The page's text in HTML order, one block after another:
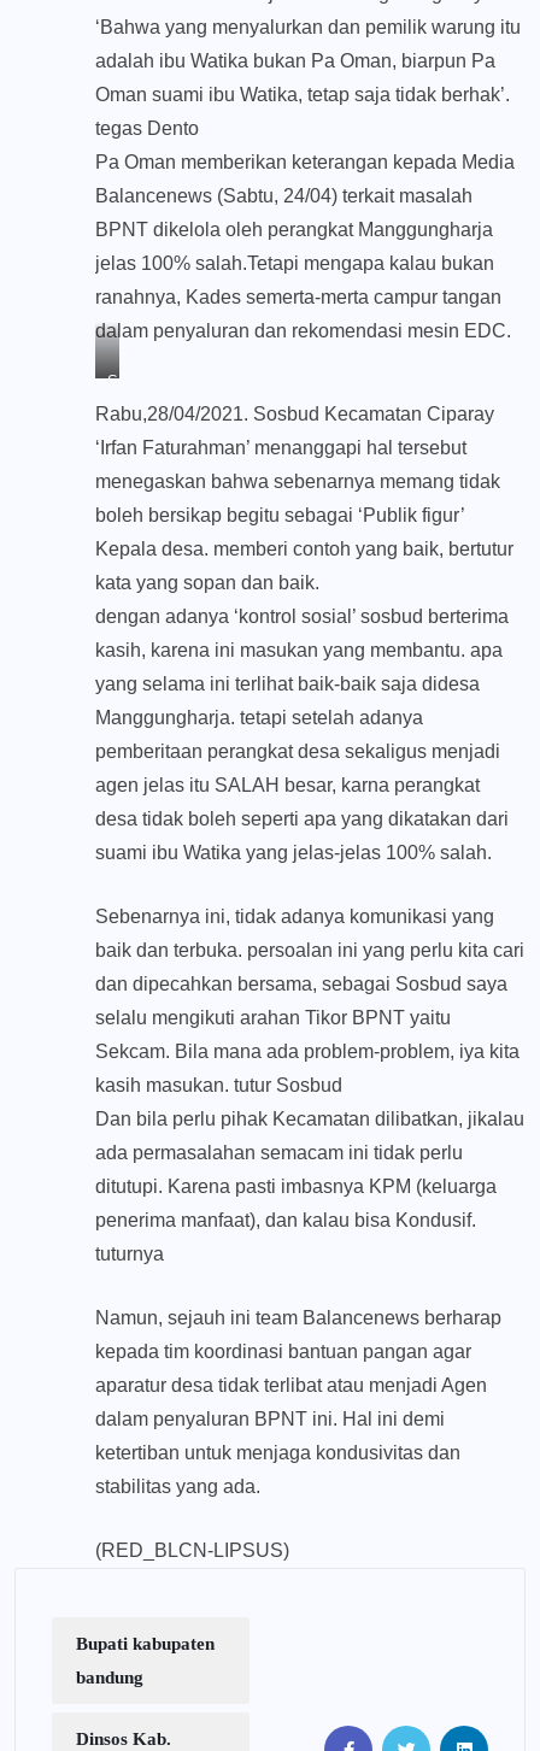
‘Bahwa yang menyalurkan dan pemilik warung itu
adalah ibu Watika bukan Pa Oman, biarpun Pa
Oman suami ibu Watika, tetap saja tidak berhak’.
tegas Dento
Pa Oman memberikan keterangan kepada Media
Balancenews (Sabtu, 24/04) terkait masalah
BPNT dikelola oleh perangkat Manggungharja
jelas 100% salah.Tetapi mengapa kalau bukan
ranahnya, Kades semerta-merta campur tangan
dalam penyaluran dan rekomendasi mesin EDC.
Sosbud
kec.Ciparay
Rabu,28/04/2021. Sosbud Kecamatan Ciparay
‘Irfan Faturahman’ menanggapi hal tersebut
menegaskan bahwa sebenarnya memang tidak
boleh bersikap begitu sebagai ‘Publik figur’
Kepala desa. memberi contoh yang baik, bertutur
kata yang sopan dan baik.
dengan adanya ‘kontrol sosial’ sosbud berterima
kasih, karena ini masukan yang membantu. apa
yang selama ini terlihat baik-baik saja didesa
Manggungharja. tetapi setelah adanya
pemberitaan perangkat desa sekaligus menjadi
agen jelas itu SALAH besar, karna perangkat
desa tidak boleh seperti apa yang dikatakan dari
suami ibu Watika yang jelas-jelas 100% salah.
Sebenarnya ini, tidak adanya komunikasi yang
baik dan terbuka. persoalan ini yang perlu kita cari
dan dipecahkan bersama, sebagai Sosbud saya
selalu mengikuti arahan Tikor BPNT yaitu
Sekcam. Bila mana ada problem-problem, iya kita
kasih masukan. tutur Sosbud
Dan bila perlu pihak Kecamatan dilibatkan, jikalau
ada permasalahan semacam ini tidak perlu
ditutupi. Karena pasti imbasnya KPM (keluarga
penerima manfaat), dan kalau bisa Kondusif.
tuturnya
Namun, sejauh ini team Balancenews berharap
kepada tim koordinasi bantuan pangan agar
aparatur desa tidak terlibat atau menjadi Agen
dalam penyaluran BPNT ini. Hal ini demi
ketertiban untuk menjaga kondusivitas dan
stabilitas yang ada.
(RED_BLCN-LIPSUS)
Bupati kabupaten
bandung
Dinsos Kab.